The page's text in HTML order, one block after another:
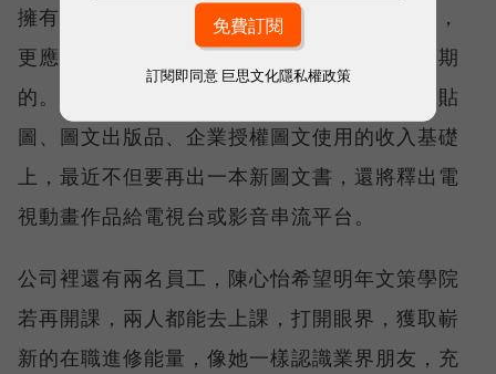
擁有馬來西亞、美國粉絲團的『米滷蛋』圖像，
更應該跨出國門大舉行銷，效益倍增是可以預期
的。」陳心怡積極規劃事業新觸角，在固定的貼
圖、圖文出版品、企業授權圖文使用的收入基礎
上，最近不但要再出一本新圖文書，還將釋出電
視動畫作品給電視台或影音串流平台。
公司裡還有兩名員工，陳心怡希望明年文策學院
若再開課，兩人都能去上課，打開眼界，獲取嶄
新的在職進修能量，像她一樣認識業界朋友，充
訂閱即同意 巨思文化隱私權政策